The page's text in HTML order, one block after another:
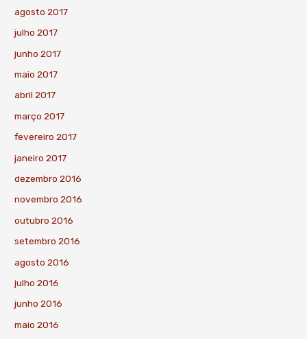
agosto 2017
julho 2017
junho 2017
maio 2017
abril 2017
março 2017
fevereiro 2017
janeiro 2017
dezembro 2016
novembro 2016
outubro 2016
setembro 2016
agosto 2016
julho 2016
junho 2016
maio 2016